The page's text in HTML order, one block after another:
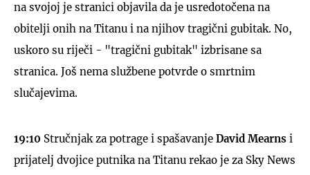
na svojoj je stranici objavila da je usredotočena na
obitelji onih na Titanu i na njihov tragični gubitak. No,
uskoro su riječi - "tragični gubitak" izbrisane sa
stranica. Još nema službene potvrde o smrtnim
slučajevima.
19:10 Stručnjak za potrage i spašavanje David Mearns i
prijatelj dvojice putnika na Titanu rekao je za Sky News